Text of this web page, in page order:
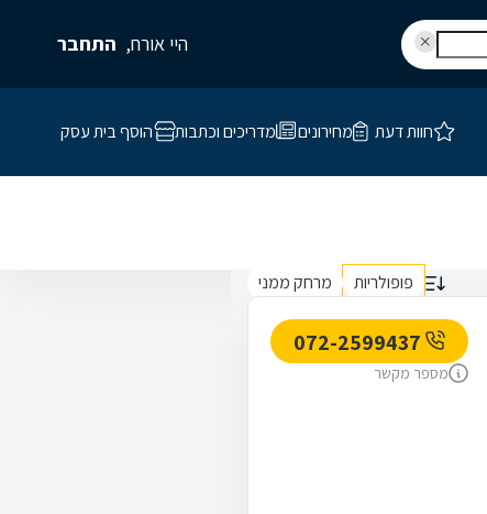
היי אורח, התחבר
חוות דעת מחירונים מדריכים וכתבות הוסף בית עסק
פופולריות מרחק ממני
מספר מקשר